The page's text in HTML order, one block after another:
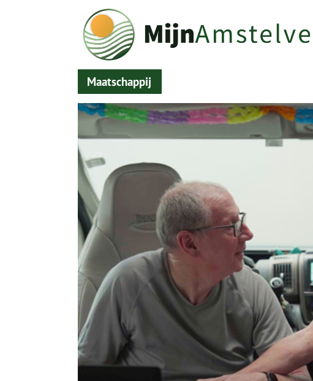
Maatschappij